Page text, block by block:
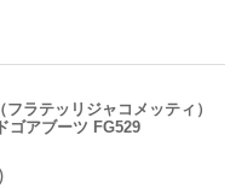
ラテッリジャコメッティ）
ゴアブーツ FG529